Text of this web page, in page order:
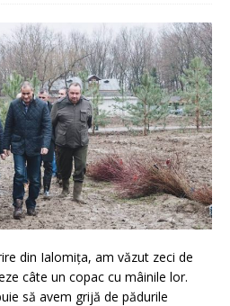
din Ialomița, am văzut zeci de
câte un copac cu mâinile lor.
să avem grijă de pădurile